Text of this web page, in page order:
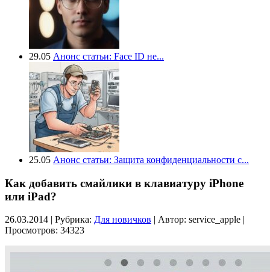
29.05 Анонс статьи: Face ID не...
25.05 Анонс статьи: Защита конфиденциальности с...
Как добавить смайлики в клавиатуру iPhone
или iPad?
26.03.2014 | Рубрика: Для новичков | Автор: service_apple |
Просмотров: 34323